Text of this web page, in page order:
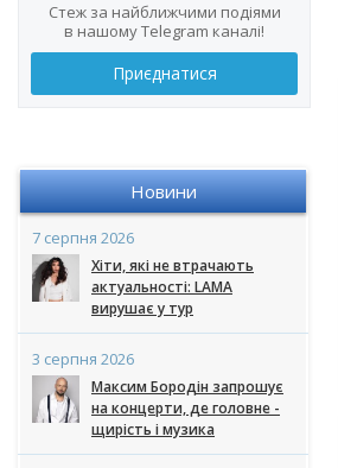
Стеж за найближчими подіями
в нашому Telegram каналі!
Приєднатися
Новини
7 серпня 2026
Хіти, які не втрачають
актуальності: LAMA
вирушає у тур
3 серпня 2026
Максим Бородін запрошує
на концерти, де головне -
щирість і музика